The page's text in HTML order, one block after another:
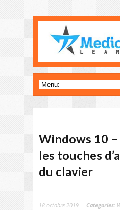
Windows 10
les touches
du clavier
18 octobre 2019 Categories: